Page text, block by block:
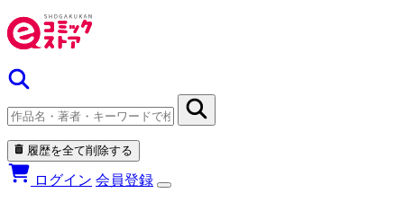
履歴を全て削除する
ログイン 会員登録